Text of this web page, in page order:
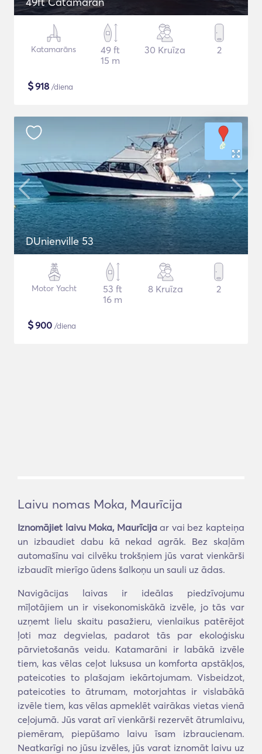
Katamarāns
49 ft
15 m
30 Kruīza 2
$918 /diena
DUnienville 53
Motor Yacht
53 ft
16 m
8 Kruīza 2
$900 /diena
Laivu nomas Moka, Maurīcija
Iznomājiet laivu Moka, Maurīcijaar vai bez kapteiņa
un izbaudiet dabu kā nekad agrāk. Bez skaļām
automašīnu vai cilvēku trokšņiem jūs varat vienkārši
izbaudīt mierīgo ūdens šalkoņu un sauli uz ādas.
Navigācijas laivas ir ideālas piedzīvojumu
mīļotājiem un ir visekonomiskākā izvēle, jo tās var
uzņemt lielu skaitu pasažieru, vienlaikus patērējot
ļoti maz degvielas, padarot tās par ekoloģisku
pārvietošanās veidu. Katamarāni ir labākā izvēle
tiem, kas vēlas ceļot luksusa un komforta apstākļos,
pateicoties to plašajam iekārtojumam. Visbeidzot,
pateicoties to ātrumam, motorjahtas ir vislabākā
izvēle tiem, kas vēlas apmeklēt vairākas vietas vienā
ceļojumā. Jūs varat arī vienkārši rezervēt ātrumlaivu,
piemēram, piepūšamo laivu īsam izbraucienam.
Neatkarīgi no jūsu izvēles, jūs varat iznomāt laivu uz